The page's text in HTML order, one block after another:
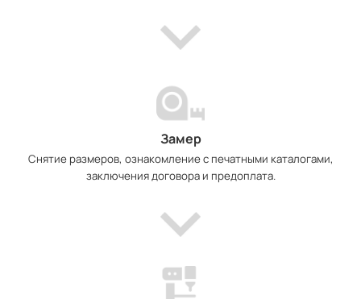
Замер
Снятие размеров, ознакомление с печатными каталогами,
заключения договора и предоплата.